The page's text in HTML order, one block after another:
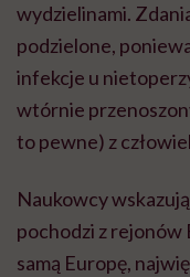
wydzielinami.
podzielone,
infekcje u
wtórnie
to pewne) z
Naukowcy
pochodzi z rejonów
samą Europę,